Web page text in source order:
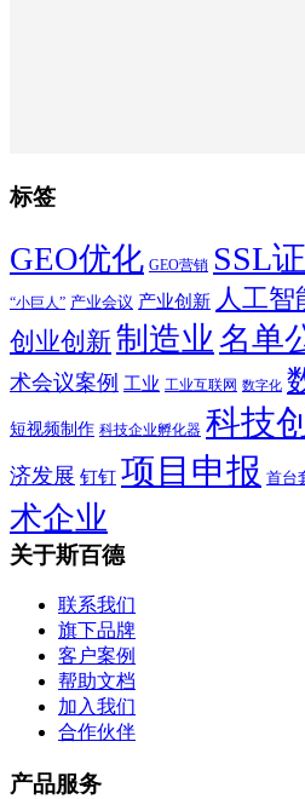
标签
GEO优化 GEO营销 SSL
“小巨人” 产业会议 产业创新 人工智
创业创新制造业 名单
术会议案例 工业 工业互联网 数字化
短视频制作 科技企业孵化器 科技
济发展 钉钉 项目申报 首台
术企业
关于斯百德
联系我们
旗下品牌
客户案例
帮助文档
加入我们
合作伙伴
产品服务